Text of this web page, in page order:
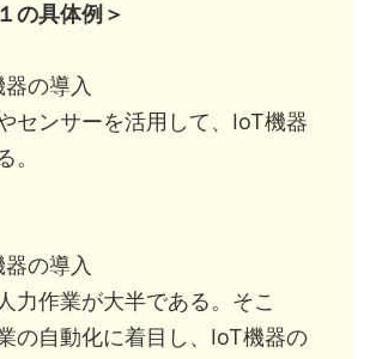
の具体例＞
器の導入
ンサーを活用して、IoT機器
。
器の導入
力作業が大半である。そこ
の自動化に着目し、IoT機器の